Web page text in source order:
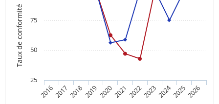
Taux de conformité
20162017 201820192020202120222023202420252026
25
50
75